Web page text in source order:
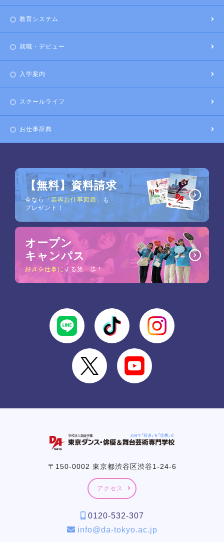
教育システム
就職・デビュー
入学案内
スクールライフ
お仕事辞典
【無料】資料請求
今なら「業界お仕事図鑑」
も
プレゼント！
オープン
キャンパス
好きを仕事にする第一歩！
〒150-0002 東京都渋谷区渋谷1-24-6
アクセス
0120-532-307
info@da-tokyo.ac.jp